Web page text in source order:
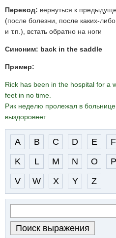
Перевод: вернуться к
(после болезни, после каких-
и т.п.), встать обратно на ноги
Синоним: back in the saddle
Пример:
Rick has been in the hospital for a
feet in no time.
Рик неделю пролежал в
выздоровеет.
A B C D E F
K
L M N O P
V
W X Y Z